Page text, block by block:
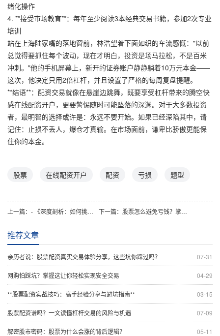
绪化操作
4. **接受市场教育**：每年至少阅读3本经典交易书籍，参加2次专业
培训
站在上海陆家嘴的落地窗前，林浩望着下面如织的车流感慨："以前
总觉得要抓住每个波动，现在才明白，投资是场马拉松，不是百米
冲刺。"他的手机屏幕上，新开的证券账户静静躺着10万元本金——
这次，他决定只用2倍杠杆，并且设置了严格的每周复盘提醒。
**结语**：配资交易就像在悬崖边跳舞，既要享受杠杆带来的腾空快
感在线配资开户，更要警惕随时可能坠落的深渊。对于大多数投资
者，最明智的选择或许是：永远不要开始。如果已经深陷其中，请
记住：止损不丢人，爆仓才真输。在市场面前，谦卑比骄傲更能保
住你的本金。
股票 在线配资开户 配资 亏损 题型
上一篇： - 《深度剖析：如何挑选正规靠谱的股票配资公司》 下一篇： 股票怎么避免亏钱？掌握这让你稳中求胜！
推荐文章
07-31
亲历者说：股票配资真实交易体验分享，这些坑你踩过吗？
04-29
网购怕踩坑？掌握这让你轻松实现安全交易
03-15
**股票配资实战技巧：高手经验分享与避坑指南**
07-09
股票配资谱吗？一文读懂杠杆交易的风险与机遇
05-11
解密股市密码：股票为什么会涨的背后逻辑？